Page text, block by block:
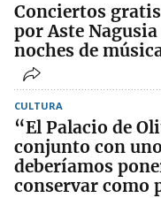
Conciertos
por Aste
noches de
CULTURA
“El Palacio de
conjunto con
deberíamos
conservar como